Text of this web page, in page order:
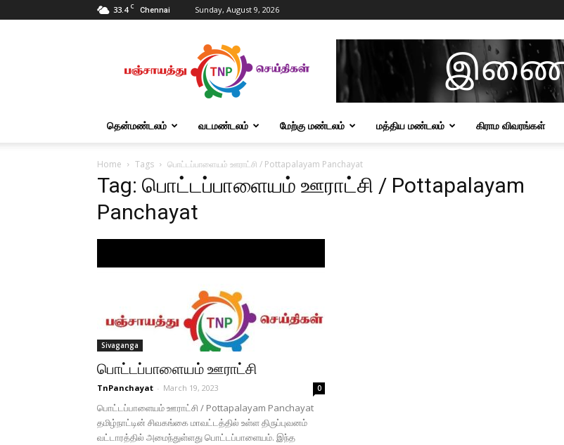
33.4 C Chennai Sunday, August 9, 2026
Tnpanchayat
தென்மண்டலம் வடமண்டலம் மேற்கு மண்டலம் மத்திய மண்டலம் கிராம விவரங்கள்
Home Tags பொட்டப்பாளையம் ஊராட்சி / Pottapalayam Panchayat
Tag: பொட்டப்பாளையம் ஊராட்சி / Pottapalayam
Panchayat
Sivaganga
பொட்டப்பாளையம் ஊராட்சி
TnPanchayat - March 19, 2023 0
பொட்டப்பாளையம் ஊராட்சி / Pottapalayam Panchayat
தமிழ்நாட்டின் சிவகங்கை மாவட்டத்தில் உள்ள திருப்புவனம்
வட்டாரத்தில் அமைந்துள்ளது பொட்டப்பாளையம். இந்த